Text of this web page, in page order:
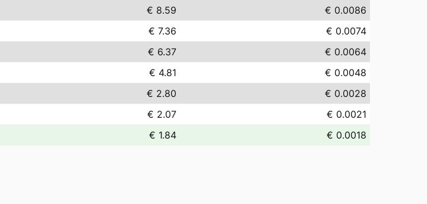
€ 8.59
€ 0.0086
€ 7.36
€ 0.0074
€ 6.37
€ 0.0064
€ 4.81
€ 0.0048
€ 2.80
€ 0.0028
€ 2.07
€ 0.0021
€ 1.84 € 0.0018